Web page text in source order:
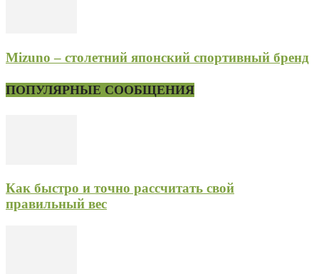
Mizuno – столетний японский спортивный бренд
ПОПУЛЯРНЫЕ СООБЩЕНИЯ
Как быстро и точно рассчитать свой
правильный вес